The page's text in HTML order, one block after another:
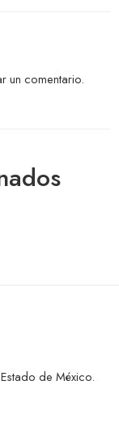
un comentario.
de México.